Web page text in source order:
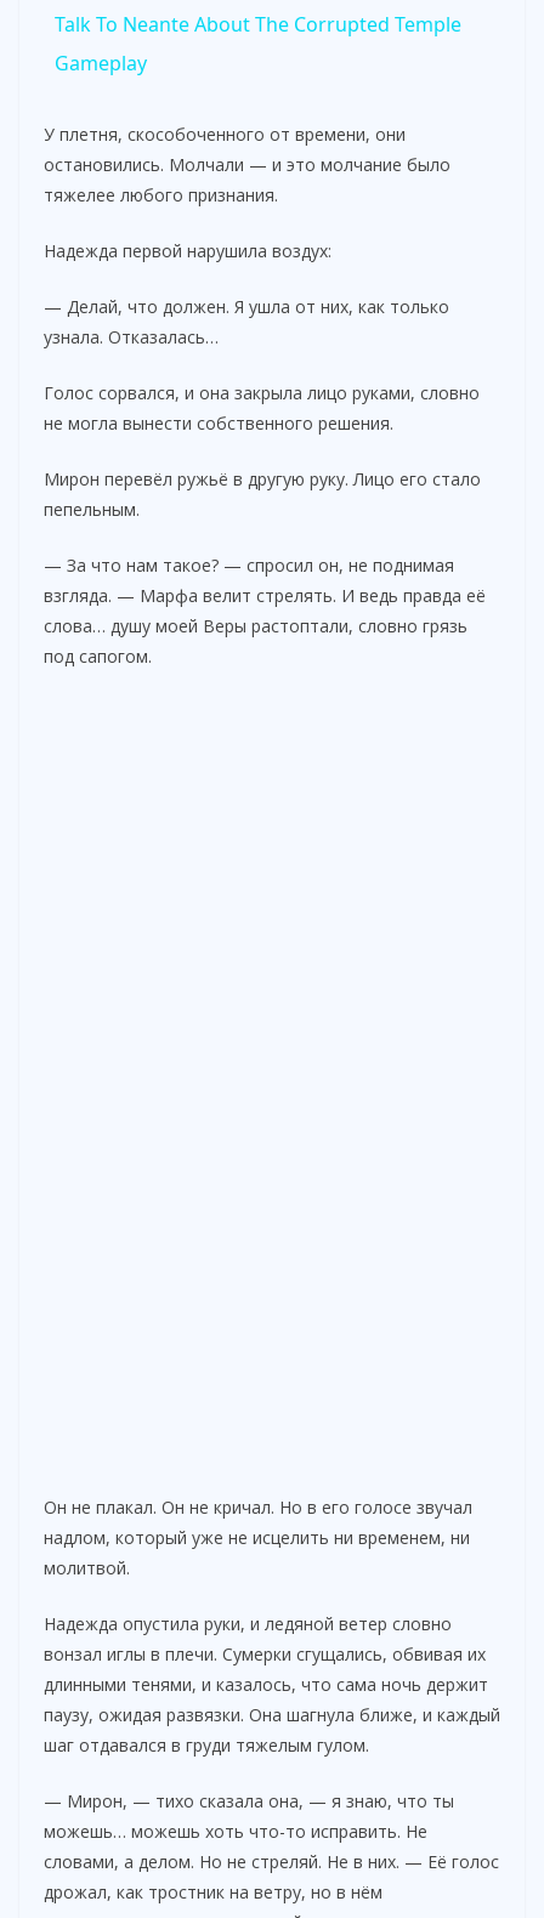
a
V
i
d
e
Talk To Neante About The Corrupted Temple
Gameplay
У плетня, скособоченного от времени, они
остановились. Молчали — и это молчание было
тяжелее любого признания.
Надежда первой нарушила воздух:
— Делай, что должен. Я ушла от них, как только
узнала. Отказалась…
Голос сорвался, и она закрыла лицо руками, словно
не могла вынести собственного решения.
Мирон перевёл ружьё в другую руку. Лицо его стало
пепельным.
— За что нам такое? — спросил он, не поднимая
взгляда. — Марфа велит стрелять. И ведь правда её
слова… душу моей Веры растоптали, словно грязь
под сапогом.
Он не плакал. Он не кричал. Но в его голосе звучал
надлом, который уже не исцелить ни временем, ни
молитвой.
Надежда опустила руки, и ледяной ветер словно
вонзал иглы в плечи. Сумерки сгущались, обвивая их
длинными тенями, и казалось, что сама ночь держит
паузу, ожидая развязки. Она шагнула ближе, и каждый
шаг отдавался в груди тяжелым гулом.
— Мирон, — тихо сказала она, — я знаю, что ты
можешь… можешь хоть что-то исправить. Не
словами, а делом. Но не стреляй. Не в них. — Её голос
дрожал, как тростник на ветру, но в нём